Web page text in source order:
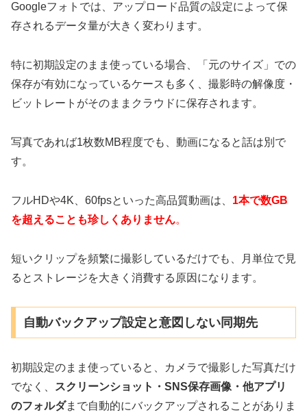
Googleフォトでは、アップロード品質の設定によって保
存されるデータ量が大きく変わります。
特に初期設定のまま使っている場合、「元のサイズ」での
保存が有効になっているケースも多く、撮影時の解像度・
ビットレートがそのままクラウドに保存されます。
写真であれば1枚数MB程度でも、動画になると話は別で
す。
フルHDや4K、60fpsといった高品質動画は、 1本で数GB
を超えることも珍しくありません。
短いクリップを頻繁に撮影しているだけでも、月単位で見
るとストレージを大きく消費する原因になります。
自動バックアップ設定と意図しない同期先
初期設定のまま使っていると、カメラで撮影した写真だけ
でなく、
スクリーンショット・SNS保存画像・他アプリ
のフォルダまで自動的にバックアップされることがありま